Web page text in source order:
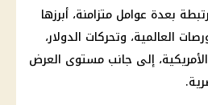
بعدة عوامل متزامنة، أبرزها
العالمية، وتحركات الدولار،
إلى جانب مستوى العرض